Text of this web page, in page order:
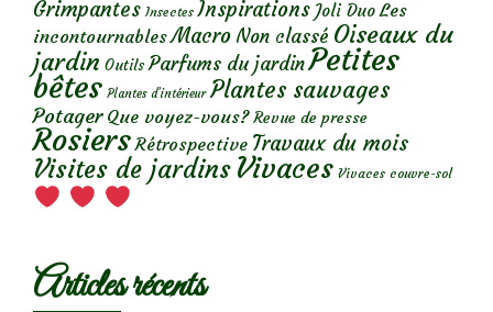
Grimpantes Insectes Inspirations Joli Duo Les
incontournables Macro Non classé Oiseaux du
jardin Outils Parfums du jardinPetites
bêtes Plantes d’intérieur Plantes sauvages
Potager Que voyez-vous? Revue de presse
Rosiers Rétrospective Travaux du mois
Visites de jardins Vivaces Vivaces couvre-sol
Articles récents